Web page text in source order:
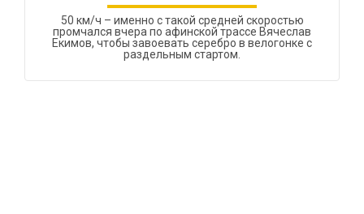
50 км/ч – именно с такой средней скоростью
промчался вчера по афинской трассе Вячеслав
Екимов, чтобы завоевать серебро в велогонке с
раздельным стартом.